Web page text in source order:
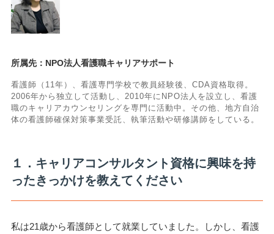
所属先：NPO法人看護職キャリアサポート
看護師（11年）、看護専門学校で教員経験後、CDA資格取得。
2006年から独立して活動し、2010年にNPO法人を設立し、看護
職のキャリアカウンセリングを専門に活動中。その他、地方自治
体の看護師確保対策事業受託、執筆活動や研修講師をしている。
１．キャリアコンサルタント資格に興味を持
ったきっかけを教えてください
私は21歳から看護師として就業していました。しかし、看護